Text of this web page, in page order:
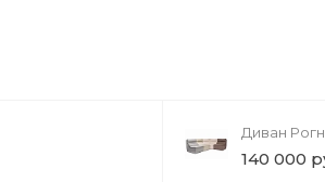
Диван
140 000